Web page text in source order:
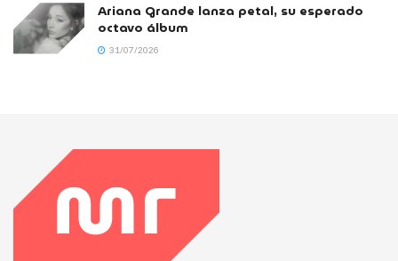
Ariana Grande lanza petal, su esperado
octavo álbum
31/07/2026